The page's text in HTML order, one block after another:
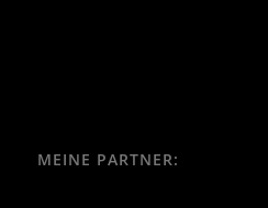
MEINE PARTNER: